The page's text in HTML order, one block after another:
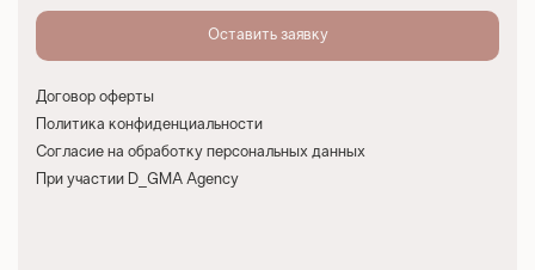
Договор оферты
Политика конфиденциальности
Согласие на обработку персональных данных
При участии D_GMA Agency